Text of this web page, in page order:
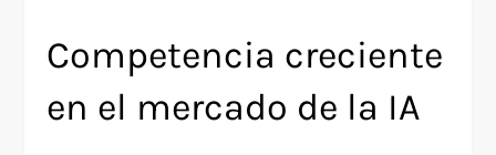
Competencia creciente
en el mercado de la IA